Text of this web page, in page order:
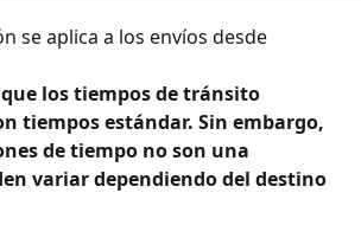
se aplica a los envíos desde
los tiempos de tránsito
tiempos estándar. Sin embargo,
de tiempo no son una
variar dependiendo del destino